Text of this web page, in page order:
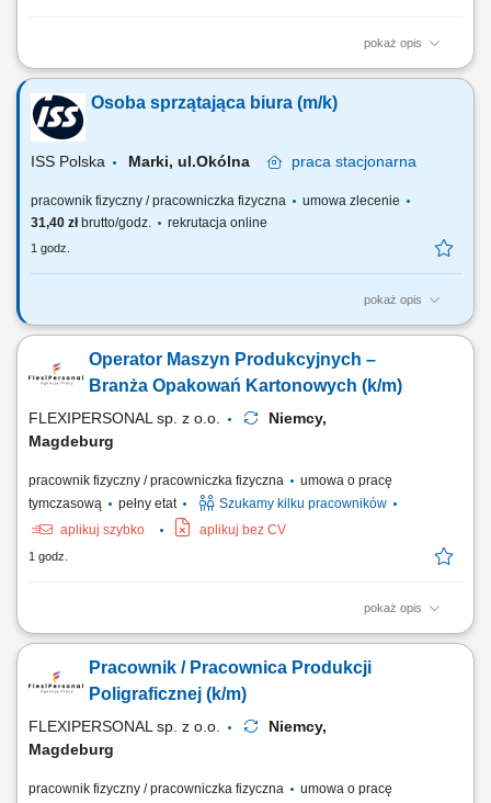
pokaż opis
Opis stanowiska: Kompleksowe przygotowanie stanowiska
zabiegu i kontrola parametrów życiowych (waga, ciśnienie, tętno,
temperatura). Ocena dostępu naczyniowego i monitorowanie stanu
pacjenta podczas zabiegu. Podłączanie...
Osoba sprzątająca biura (m/k)
ISS Polska Marki, ul.Okólna praca stacjonarna
pracownik fizyczny / pracowniczka fizyczna
umowa zlecenie
31,40 złbrutto/godz. rekrutacja online
1 godz.
pokaż opis
Praca na zastępstwo Sprzątanie kuchni, biura, części wspólnych, hali
przecieranie blatów, stołów; Inne prace porządkowe zlecone przez
przełożonego;
Operator Maszyn Produkcyjnych –
Branża Opakowań Kartonowych (k/m)
FLEXIPERSONAL sp. z o.o.
Niemcy,
Magdeburg
pracownik fizyczny / pracowniczka fizyczna
umowa o pracę
tymczasową
pełny etat
Szukamy kilku pracowników
aplikuj szybko
aplikuj bez CV
1 godz.
pokaż opis
Twoje zadania Obsługa i ustawianie maszyn produkcyjnych
realizacji zleceń produkcyjnych; Kontrola jakości wykonywanych
elementów; Nadzór nad prawidłowym przebiegiem procesu
Pracownik / Pracownica Produkcji
Poligraficznej (k/m)
FLEXIPERSONAL sp. z o.o.
Niemcy,
Magdeburg
pracownik fizyczny / pracowniczka fizyczna
umowa o pracę